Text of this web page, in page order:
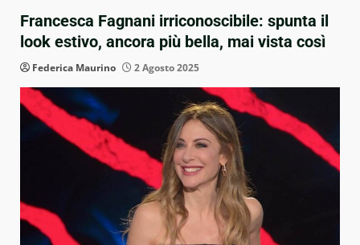
Francesca Fagnani irriconoscibile: spunta il
look estivo, ancora più bella, mai vista così
Federica Maurino 2 Agosto 2025